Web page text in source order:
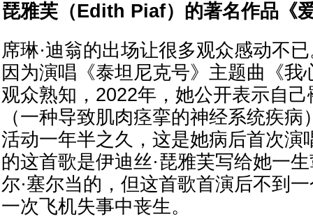
琵雅芙（Edith Piaf）的著名作品《
席琳·迪翁的出场让很多观众感动不
因为演唱《泰坦尼克号》主题曲《我
观众熟知，2022年，她公开表示自己
（一种导致肌肉痉挛的神经系统疾病
活动一年半之久，这是她病后首次演
的这首歌是伊迪丝·琵雅芙写给她一
尔·塞尔当的，但这首歌首演后不到
一次飞机失事中丧生。